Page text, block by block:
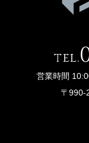
tel.
営業時間
〒990-